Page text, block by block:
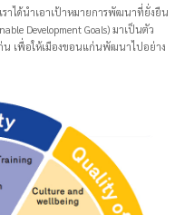
าได้นำเอาเป้าหมายการพัฒนาที่ยั่งยืน
Development Goals) มาเป็นตัว
เพื่อให้เมืองขอนแก่นพัฒนาไปอย่าง